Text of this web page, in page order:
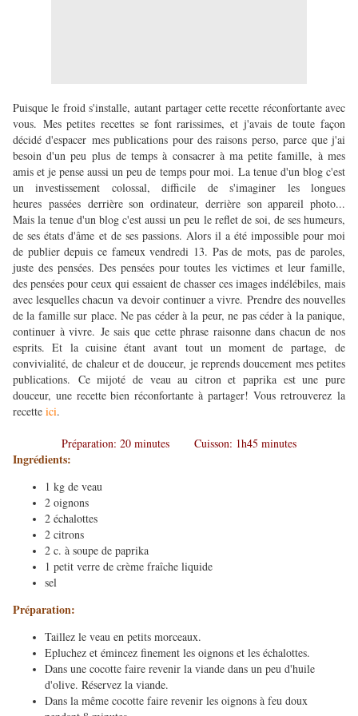
Puisque le froid s'installe, autant partager cette recette réconfortante avec
vous. Mes petites recettes se font rarissimes, et j'avais de toute façon
décidé d'espacer mes publications pour des raisons perso, parce que j'ai
besoin d'un peu plus de temps à consacrer à ma petite famille, à mes
amis et je pense aussi un peu de temps pour moi. La tenue d'un blog c'est
un investissement colossal, difficile de s'imaginer les longues
heures passées derrière son ordinateur, derrière son appareil photo...
Mais la tenue d'un blog c'est aussi un peu le reflet de soi, de ses humeurs,
de ses états d'âme et de ses passions. Alors il a été impossible pour moi
de publier depuis ce fameux vendredi 13. Pas de mots, pas de paroles,
juste des pensées. Des pensées pour toutes les victimes et leur famille,
des pensées pour ceux qui essaient de chasser ces images indélébiles, mais
avec lesquelles chacun va devoir continuer a vivre. Prendre des nouvelles
de la famille sur place. Ne pas céder à la peur, ne pas céder à la panique,
continuer à vivre. Je sais que cette phrase raisonne dans chacun de nos
esprits. Et la cuisine étant avant tout un moment de partage, de
convivialité, de chaleur et de douceur, je reprends doucement mes petites
publications. Ce mijoté de veau au citron et paprika est une pure
douceur, une recette bien réconfortante à partager! Vous retrouverez la
recette ici.
Préparation: 20 minutes Cuisson: 1h45 minutes
Ingrédients:
1 kg de veau
2 oignons
2 échalottes
2 citrons
2 c. à soupe de paprika
1 petit verre de crème fraîche liquide
sel
​Préparation:
Taillez le veau en petits morceaux.
Epluchez et émincez finement les oignons et les échalottes.
Dans une cocotte faire revenir la viande dans un peu d'huile
d'olive. Réservez la viande.
Dans la même cocotte faire revenir les oignons à feu doux